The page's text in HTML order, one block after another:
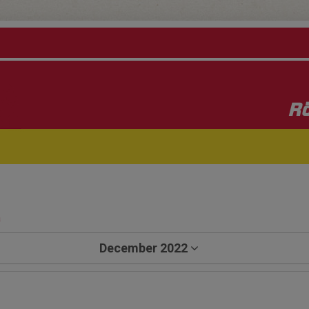
December 2022